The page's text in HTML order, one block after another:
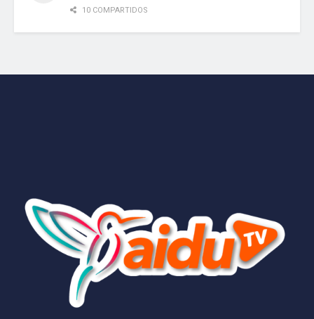
10 COMPARTIDOS